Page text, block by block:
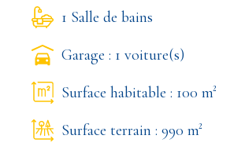
1 Salle de bains
Garage : 1 voiture(s)
Surface habitable : 100 m²
Surface terrain : 990 m²